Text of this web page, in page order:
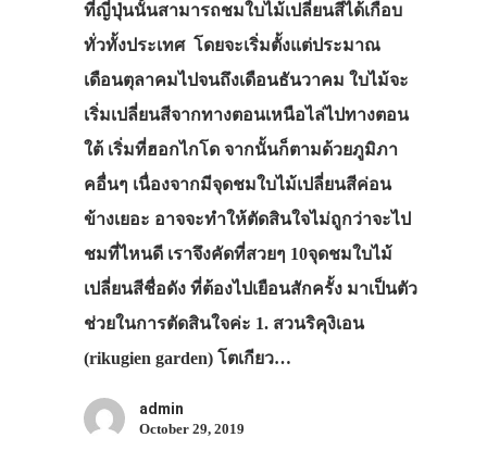
ที่ญี่ปุ่นนั้นสามารถชมใบไม้เปลี่ยนสีได้เกือบ
ทั่วทั้งประเทศ โดยจะเริ่มตั้งแต่ประมาณ
เดือนตุลาคมไปจนถึงเดือนธันวาคม ใบไม้จะ
เริ่มเปลี่ยนสีจากทางตอนเหนือไล่ไปทางตอน
ใต้ เริ่มที่ฮอกไกโด จากนั้นก็ตามด้วยภูมิภา
คอื่นๆ เนื่องจากมีจุดชมใบไม้เปลี่ยนสีค่อน
ข้างเยอะ อาจจะทำให้ตัดสินใจไม่ถูกว่าจะไป
ชมที่ไหนดี เราจึงคัดที่สวยๆ 10จุดชมใบไม้
เปลี่ยนสีชื่อดัง ที่ต้องไปเยือนสักครั้ง มาเป็นตัว
ช่วยในการตัดสินใจค่ะ 1. สวนริคุงิเอน
(rikugien garden) โตเกียว…
admin
October 29, 2019